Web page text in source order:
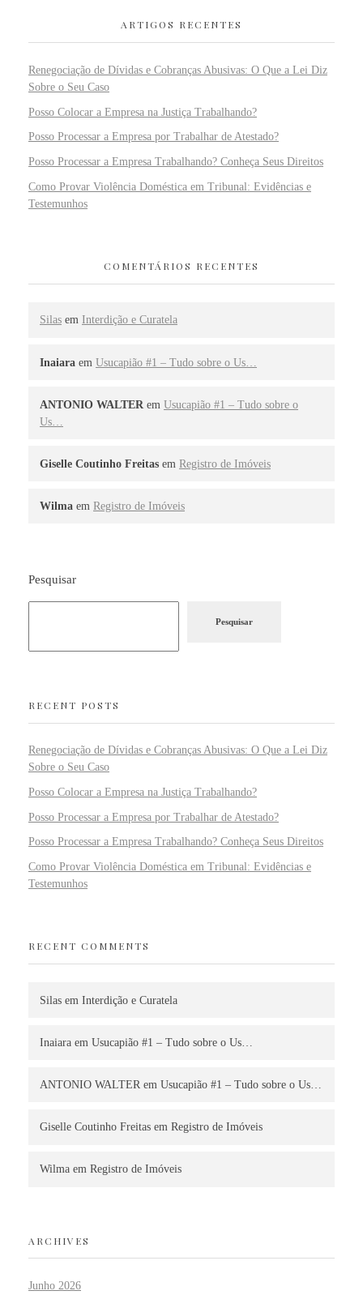
ARTIGOS RECENTES
Renegociação de Dívidas e Cobranças Abusivas: O Que a Lei Diz
Sobre o Seu Caso
Posso Colocar a Empresa na Justiça Trabalhando?
Posso Processar a Empresa por Trabalhar de Atestado?
Posso Processar a Empresa Trabalhando? Conheça Seus Direitos
Como Provar Violência Doméstica em Tribunal: Evidências e
Testemunhos
COMENTÁRIOS RECENTES
Silas em Interdição e Curatela
Inaiara em Usucapião #1 – Tudo sobre o Us…
ANTONIO WALTER em Usucapião #1 – Tudo sobre o
Us…
Giselle Coutinho Freitas em Registro de Imóveis
Wilma em Registro de Imóveis
Pesquisar
Pesquisar
RECENT POSTS
Renegociação de Dívidas e Cobranças Abusivas: O Que a Lei Diz
Sobre o Seu Caso
Posso Colocar a Empresa na Justiça Trabalhando?
Posso Processar a Empresa por Trabalhar de Atestado?
Posso Processar a Empresa Trabalhando? Conheça Seus Direitos
Como Provar Violência Doméstica em Tribunal: Evidências e
Testemunhos
RECENT COMMENTS
Silas em Interdição e Curatela
Inaiara em Usucapião #1 – Tudo sobre o Us…
ANTONIO WALTER em Usucapião #1 – Tudo sobre o Us…
Giselle Coutinho Freitas em Registro de Imóveis
Wilma em Registro de Imóveis
ARCHIVES
Junho 2026